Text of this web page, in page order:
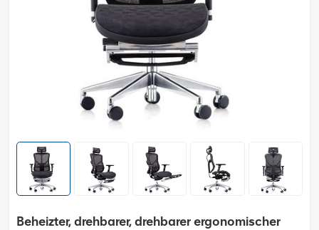
Beheizter, drehbarer, drehbarer ergonomischer